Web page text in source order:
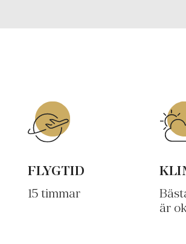
FLYGTID
15 timmar
är